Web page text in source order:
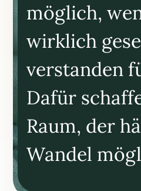
möglich,
wirklich
verstanden
Dafür
Raum, der
Wandel